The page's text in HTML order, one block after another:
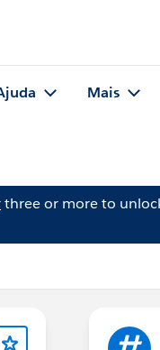
Mais
three or more to